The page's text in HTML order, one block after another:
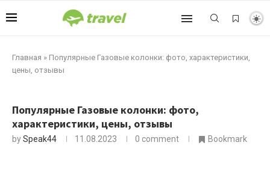
Главная » Популярные Газовые колонки: фото, характеристики,
цены, отзывы
Популярные Газовые колонки: фото,
характеристики, цены, отзывы
bySpeak44 11.08.2023 0 comment Bookmark